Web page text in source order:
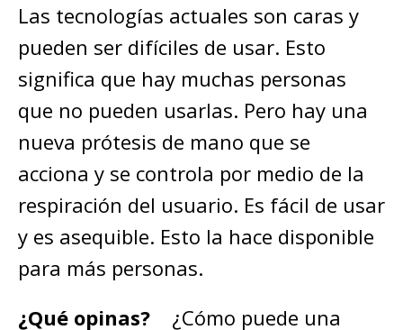
Las tecnologías actuales son caras y
pueden ser difíciles de usar. Esto
significa que hay muchas personas
que no pueden usarlas. Pero hay una
nueva prótesis de mano que se
acciona y se controla por medio de la
respiración del usuario. Es fácil de usar
y es asequible. Esto la hace disponible
para más personas.
¿Qué opinas? ¿Cómo puede una